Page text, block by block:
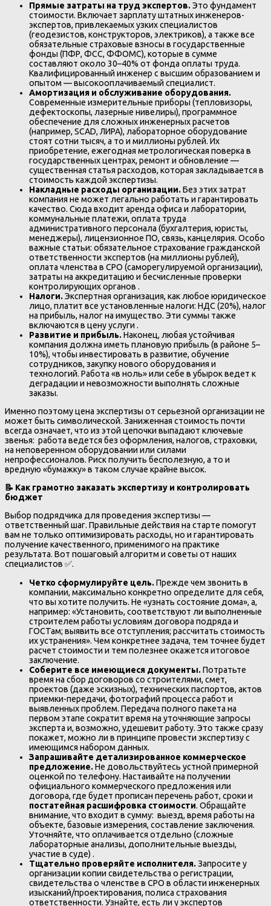
Прямые затраты на труд экспертов.Это фундамент
стоимости. Включает зарплату штатных инженеров-
экспертов, привлекаемых узких специалистов
(геодезистов, конструкторов, электриков), а также все
обязательные страховые взносы в государственные
фонды (ПФР, ФСС, ФФОМС), которые в сумме
составляют около 30–40% от фонда оплаты труда.
Квалифицированный инженер с высшим образованием и
опытом — высокооплачиваемый специалист.
Амортизация и обслуживание оборудования.
Современные измерительные приборы (тепловизоры,
дефектоскопы, лазерные нивелиры), программное
обеспечение для сложных инженерных расчетов
(например, SCAD, ЛИРА), лабораторное оборудование
стоят сотни тысяч, а то и миллионы рублей. Их
приобретение, ежегодная метрологическая поверка в
государственных центрах, ремонт и обновление —
существенная статья расходов, которая закладывается в
стоимость каждой экспертизы.
Накладные расходы организации.Без этих затрат
компания не может легально работать и гарантировать
качество. Сюда входит аренда офиса и лаборатории,
коммунальные платежи, оплата труда
административного персонала (бухгалтерия, юристы,
менеджеры), лицензионное ПО, связь, канцелярия. Особо
важные статьи: обязательное страхование гражданской
ответственности экспертов (на миллионы рублей),
оплата членства в СРО (саморегулируемой организации),
затраты на аккредитацию и бесчисленные проверки
контролирующих органов .
Налоги.Экспертная организация, как любое юридическое
лицо, платит все установленные налоги: НДС (20%), налог
на прибыль, налог на имущество. Эти суммы также
включаются в цену услуги .
Развитие и прибыль.Наконец, любая устойчивая
компания должна иметь плановую прибыль (в районе 5–
10%), чтобы инвестировать в развитие, обучение
сотрудников, закупку нового оборудования и
технологий. Работа «в ноль» или себе в убырок ведет к
деградации и невозможности выполнять сложные
заказы.
Именно поэтому цена экспертизы от серьезной организации не
может быть символической. Заниженная стоимость почти
всегда означает, что из этой цепочки выпадают ключевые
звенья: работа ведется без оформления, налогов, страховки,
на неповеренном оборудовании или силами
непрофессионалов. Риск получить бесполезную, а то и
вредную «бумажку» в таком случае крайне высок.
📝 Как грамотно заказать экспертизу и контролировать
бюджет
Выбор подрядчика для проведения экспертизы —
ответственный шаг. Правильные действия на старте помогут
вам не только оптимизировать расходы, но и гарантировать
получение качественного, применимого на практике
результата. Вот пошаговый алгоритм и советы от наших
специалистов ✅.
Четко сформулируйте цель.Прежде чем звонить в
компании, максимально конкретно определите для себя,
что вы хотите получить. Не «узнать состояние дома», а,
например: «Установить, соответствуют ли выполненные
строителем работы условиям договора подряда и
ГОСТам; выявить все отступления; рассчитать стоимость
их устранения». Чем конкретнее задача, тем точнее будет
расчет стоимости и тем полезнее окажется итоговое
заключение.
Соберите все имеющиеся документы.Потратьте
время на сбор договоров со строителями, смет,
проектов (даже эскизных), технических паспортов, актов
приемки-передачи, фотографий процесса работ и
выявленных проблем. Передача полного пакета на
первом этапе сократит время на уточняющие запросы
эксперта и, возможно, удешевит работу. Это также сразу
покажет, можно ли в принципе провести экспертизу с
имеющимся набором данных.
Запрашивайте детализированное коммерческое
предложение.Не довольствуйтесь устной примерной
оценкой по телефону. Настаивайте на получении
официального коммерческого предложения или
договора, где будет прописан перечень работ, сроки и
постатейная расшифровка стоимости. Обращайте
внимание, что входит в сумму: выезд, время работы на
объекте, базовые измерения, составление заключения.
Уточняйте, что оплачивается отдельно (сложные
лабораторные анализы, дополнительные выезды,
участие в суде) .
Тщательно проверяйте исполнителя.Запросите у
организации копии свидетельства о регистрации,
свидетельства о членстве в СРО в области инженерных
изысканий/проектирования, полиса страхования
ответственности. Узнайте, есть ли у экспертов